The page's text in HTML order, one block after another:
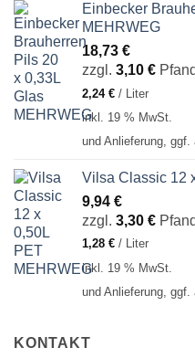
Einbecker
MEHRWEG
18,73 €
zzgl. 3,10 € Pfand
2,24 € / Liter
inkl. 19 % MwSt.
und Anlieferung,
Vilsa Classic 12
9,94 €
zzgl. 3,30 € Pfand
1,28 € / Liter
inkl. 19 % MwSt.
und Anlieferung,
KONTAKT